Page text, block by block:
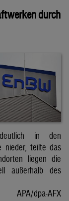
durch
in den
nieder, teilte das
liegen die
außerhalb des
APA/dpa-AFX